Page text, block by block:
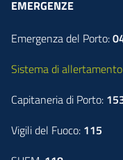
EMERGENZE
Emergenza del Porto:
Sistema di
Capitaneria di Porto:
Vigili del Fuoco: 115